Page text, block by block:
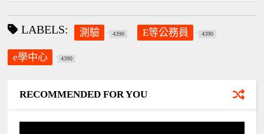
LABELS: 測驗 4390 E等公務員 4390
e學中心 4390
RECOMMENDED FOR YOU